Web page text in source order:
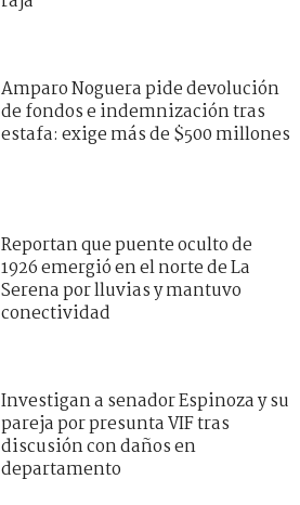
Amparo Noguera pide devolución
de fondos e indemnización tras
estafa: exige más de $500 millones
Reportan que puente oculto de
1926 emergió en el norte de La
Serena por lluvias y mantuvo
conectividad
Investigan a senador Espinoza y su
pareja por presunta VIF tras
discusión con daños en
departamento